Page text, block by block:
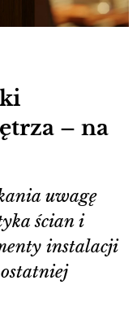
– na
uwagę
ścian i
instalacji